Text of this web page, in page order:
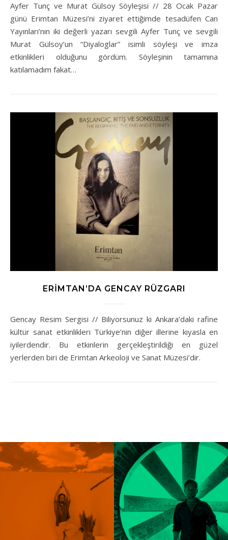
Ayfer Tunç ve Murat Gülsoy Söyleşisi // 28 Ocak Pazar
günü Erimtan Müzesi’ni ziyaret ettiğimde tesadüfen Can
Yayınları’nın iki değerli yazarı sevgili Ayfer Tunç ve sevgili
Murat Gülsoy’un “Diyaloglar” isimli söyleşi ve imza
etkinlikleri olduğunu gördüm. Söyleşinin tamamına
katılamadım fakat…
ERIMTAN’DA GENCAY RÜZGARI
Gencay Resim Sergisi // Biliyorsunuz ki Ankara’daki rafine
kültür sanat etkinlikleri Türkiye’nin diğer illerine kıyasla en
iyilerdendir. Bu etkinlerin gerçekleştirildiği en güzel
yerlerden biri de Erimtan Arkeoloji ve Sanat Müzesi’dir.